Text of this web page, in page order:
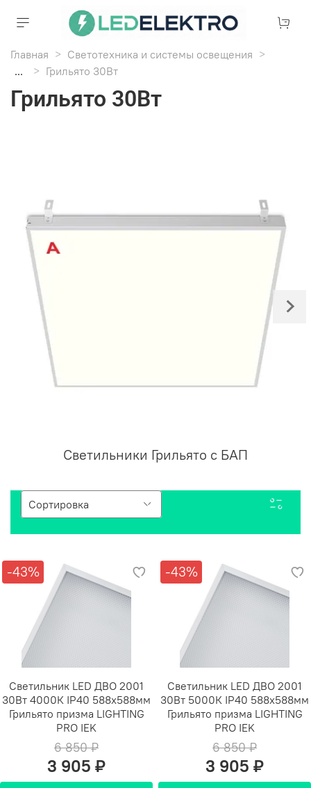
Главная
Светотехника и системы освещения
...
Грильято 30Вт
Грильято 30Вт
Светильники Грильято с БАП
-43%
Светильник LED ДВО 2001
30Вт 4000К IP40 588х588мм
Грильято призма LIGHTING
PRO IEK
6 850 ₽
3 905 ₽
-43%
Светильник LED ДВО 2001
30Вт 5000К IP40 588х588мм
Грильято призма LIGHTING
PRO IEK
6 850 ₽
3 905 ₽